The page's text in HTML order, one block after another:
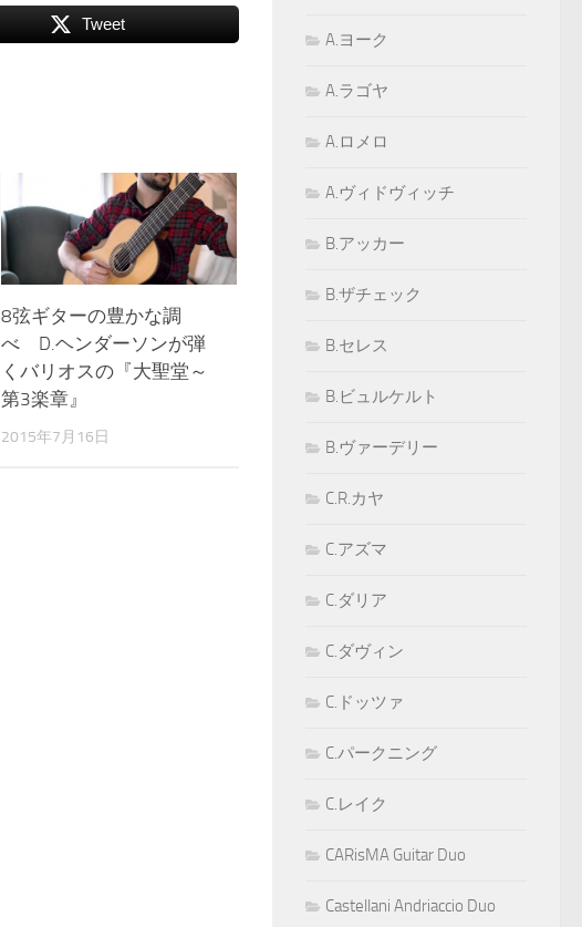
Tweet
8弦ギターの豊かな調
べ D.ヘンダーソンが弾
くバリオスの『大聖堂～
第3楽章』
2015年7月16日
A.ヨーク
A.ラゴヤ
A.ロメロ
A.ヴィドヴィッチ
B.アッカー
B.ザチェック
B.セレス
B.ビュルケルト
B.ヴァーデリー
C.R.カヤ
C.アズマ
C.ダリア
C.ダヴィン
C.ドッツァ
C.パークニング
C.レイク
CARisMA Guitar Duo
Castellani Andriaccio Duo